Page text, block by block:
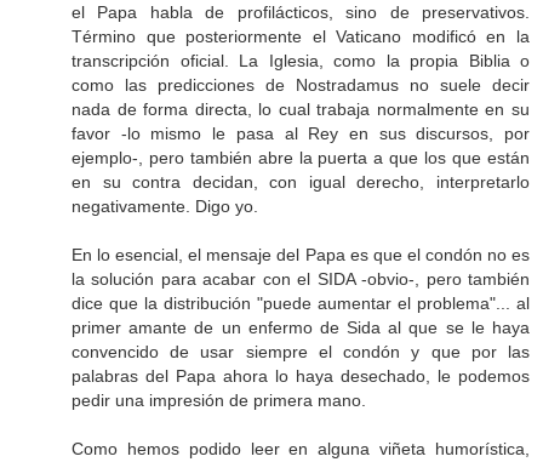
el Papa habla de profilácticos, sino de preservativos.
Término que posteriormente el Vaticano modificó en la
transcripción oficial. La Iglesia, como la propia Biblia o
como las predicciones de Nostradamus no suele decir
nada de forma directa, lo cual trabaja normalmente en su
favor -lo mismo le pasa al Rey en sus discursos, por
ejemplo-, pero también abre la puerta a que los que están
en su contra decidan, con igual derecho, interpretarlo
negativamente. Digo yo.
En lo esencial, el mensaje del Papa es que el condón no es
la solución para acabar con el SIDA -obvio-, pero también
dice que la distribución "puede aumentar el problema"... al
primer amante de un enfermo de Sida al que se le haya
convencido de usar siempre el condón y que por las
palabras del Papa ahora lo haya desechado, le podemos
pedir una impresión de primera mano.
Como hemos podido leer en alguna viñeta humorística,